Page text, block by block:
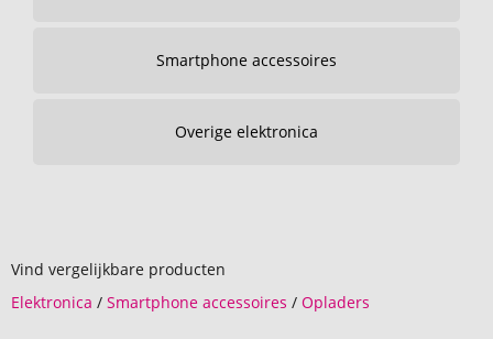
Smartphone accessoires
Overige elektronica
Vind vergelijkbare producten
Elektronica / Smartphone accessoires / Opladers